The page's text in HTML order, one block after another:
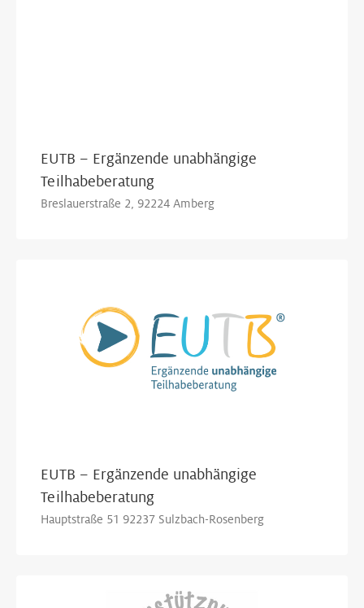
EUTB – Ergänzende unabhängige
Teilhabeberatung
Breslauerstraße 2, 92224 Amberg
EUTB – Ergänzende unabhängige
Teilhabeberatung
Hauptstraße 51 92237 Sulzbach-Rosenberg